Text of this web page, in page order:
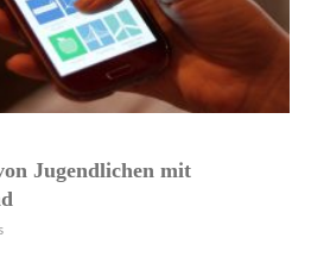
Jugendlichen mit